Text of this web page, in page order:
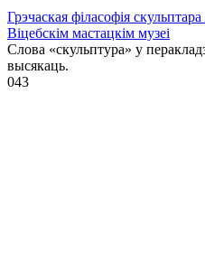
Грэчаская філасофія
Віцебскім мастацкім музеі
Слова «скульптура» у
высякаць.
043